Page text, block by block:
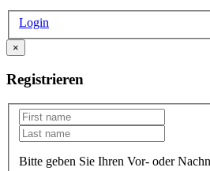
Login
×
Registrieren
Bitte geben Sie Ihren Vor- oder